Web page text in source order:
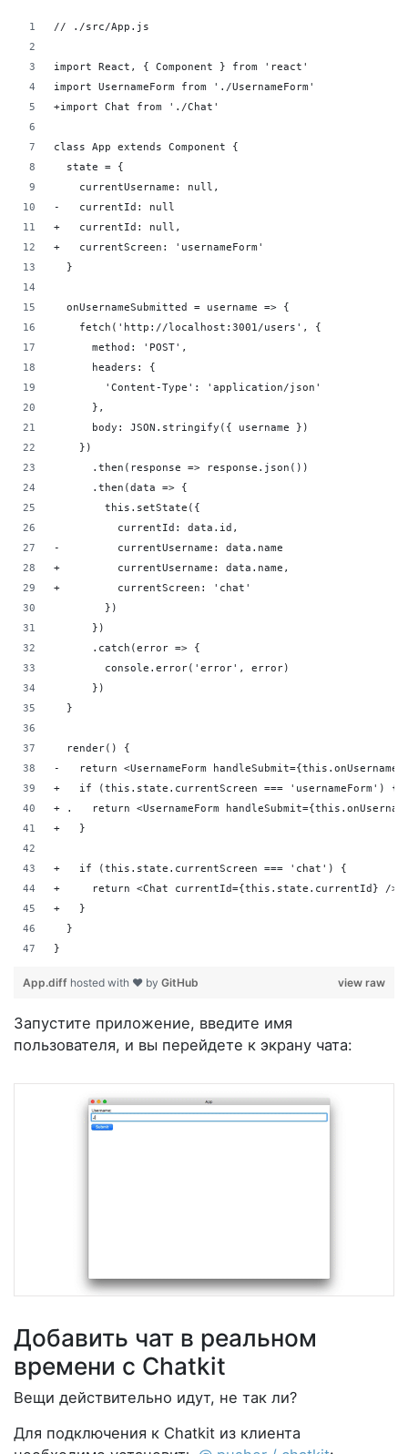
// ./src/App.js
import React, { Component } from 'react'
import UsernameForm from './UsernameForm'
+import Chat from './Chat'
class App extends Component {
  state = {
    currentUsername: null,
-   currentId: null
+   currentId: null,
+   currentScreen: 'usernameForm'
  }
  onUsernameSubmitted = username => {
    fetch('http://localhost:3001/users', {
      method: 'POST',
      headers: {
        'Content-Type': 'application/json'
      },
      body: JSON.stringify({ username })
    })
      .then(response => response.json())
      .then(data => {
        this.setState({
          currentId: data.id,
-         currentUsername: data.name
+         currentUsername: data.name,
+         currentScreen: 'chat'
        })
      })
      .catch(error => {
        console.error('error', error)
      })
  }
  render() {
-   return <UsernameForm
+   if (this.state.currentScreen === 'usernameForm') {
+ .   return <UsernameForm
+   }
+   if (this.state.currentScreen === 'chat') {
+     return <Chat currentId={this.state.currentId} />
+   }
  }
}
view raw
App.diff hosted with ❤ by GitHub
Запустите приложение, введите имя
пользователя, и вы перейдете к экрану чата:
Добавить чат в реальном
времени с Chatkit
Вещи действительно идут, не так ли?
Для подключения к Chatkit из клиента